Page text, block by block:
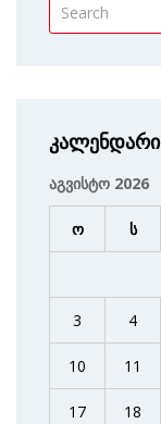
კალენდარი
აგვისტო 2026
ო ს
3 4
10 11
17 18